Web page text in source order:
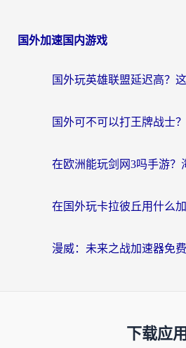
国外加速国内游戏
下载应用